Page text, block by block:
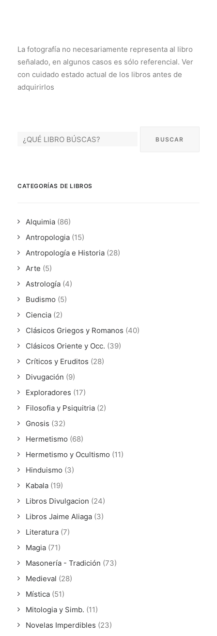
La fotografía no necesariamente representa al libro
señalado, en algunos casos es sólo referencial. Ver
con cuidado estado actual de los libros antes de
adquirirlos
CATEGORÍAS DE LIBROS
Alquimia (86)
Antropologia (15)
Antropología e Historia (28)
Arte (5)
Astrología (4)
Budismo (5)
Ciencia (2)
Clásicos Griegos y Romanos (40)
Clásicos Oriente y Occ. (39)
Críticos y Eruditos (28)
Divugación (9)
Exploradores (17)
Filosofia y Psiquitria (2)
Gnosis (32)
Hermetismo (68)
Hermetismo y Ocultismo (11)
Hinduismo (3)
Kabala (19)
Libros Divulgacion (24)
Libros Jaime Aliaga (3)
Literatura (7)
Magia (71)
Masonería - Tradición (73)
Medieval (28)
Mística (51)
Mitologia y Simb. (11)
Novelas Imperdibles (23)